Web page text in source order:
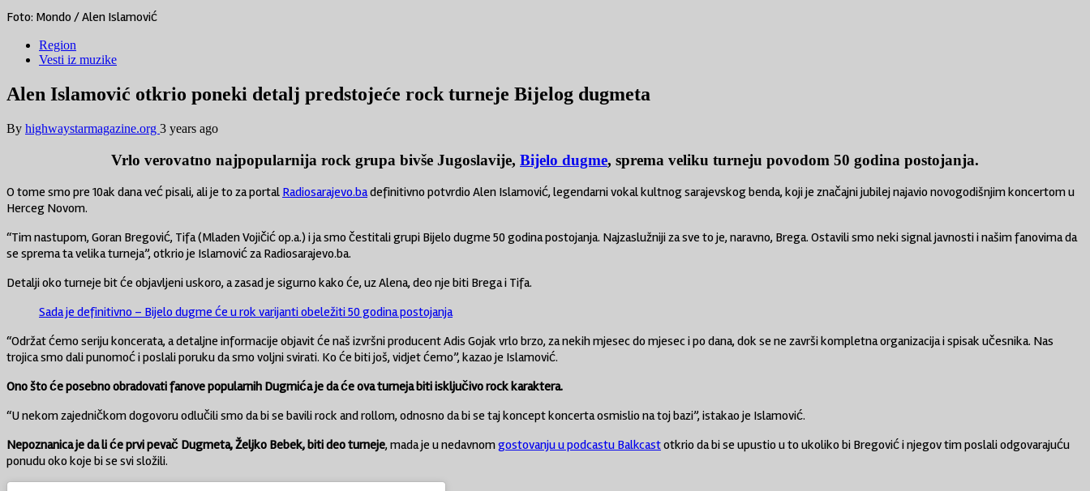
Foto: Mondo / Alen Islamović
Region
Vesti iz muzike
Alen Islamović otkrio poneki detalj predstojeće rock turneje Bijelog dugmeta
By highwaystarmagazine.org 3 years ago
Vrlo verovatno najpopularnija rock grupa bivše Jugoslavije, Bijelo dugme, sprema veliku turneju povodom 50 godina postojanja.
O tome smo pre 10ak dana već pisali, ali je to za portal Radiosarajevo.badefinitivno potvrdio Alen Islamović, legendarni vokal kultnog sarajevskog benda, koji je značajni jubilej najavio novogodišnjim koncertom u
Herceg Novom.
“Tim nastupom, Goran Bregović, Tifa (Mladen Vojičić op.a.) i ja smo čestitali grupi Bijelo dugme 50 godina postojanja. Najzaslužniji za sve to je, naravno, Brega. Ostavili smo neki signal javnosti i našim fanovima da
se sprema ta velika turneja”, otkrio je Islamović za Radiosarajevo.ba.
Detalji oko turneje bit će objavljeni uskoro, a zasad je sigurno kako će, uz Alena, deo nje biti Brega i Tifa.
Sada je definitivno – Bijelo dugme će u rok varijanti obeležiti 50 godina postojanja
“Održat ćemo seriju koncerata, a detaljne informacije objavit će naš izvršni producent Adis Gojak vrlo brzo, za nekih mjesec do mjesec i po dana, dok se ne završi kompletna organizacija i spisak učesnika. Nas
trojica smo dali punomoć i poslali poruku da smo voljni svirati. Ko će biti još, vidjet ćemo”, kazao je Islamović.
Ono što će posebno obradovati fanove popularnih Dugmića je da će ova turneja biti isključivo rock karaktera.
“U nekom zajedničkom dogovoru odlučili smo da bi se bavili rock and rollom, odnosno da bi se taj koncept koncerta osmislio na toj bazi”, istakao je Islamović.
Nepoznanica je da li će prvi pevač Dugmeta, Željko Bebek, biti deo turneje, mada je u nedavnomgostovanju u podcastu Balkcastotkrio da bi se upustio u to ukoliko bi Bregović i njegov tim poslali odgovarajuću
ponudu oko koje bi se svi složili.